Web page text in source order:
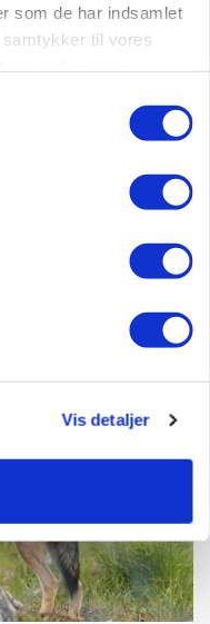
som de har indsamlet
til vores
Vis detaljer